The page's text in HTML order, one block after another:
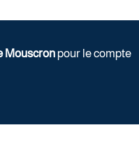
Mouscron pour le compte